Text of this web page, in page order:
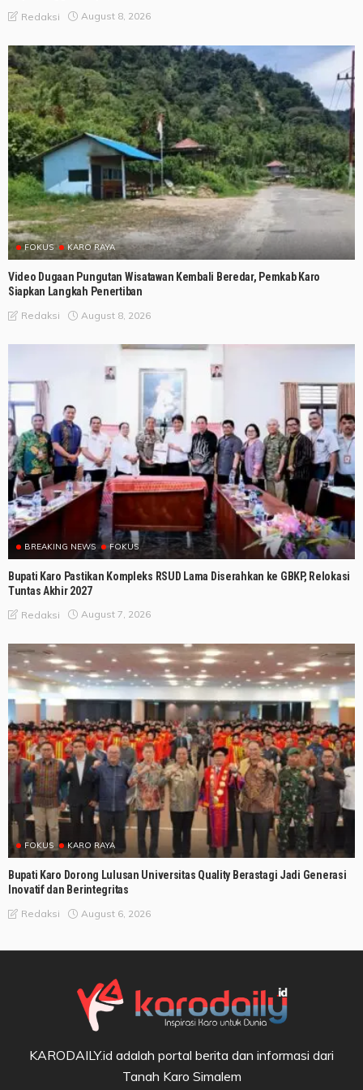
Redaksi August 8, 2026
FOKUS KARO RAYA
Video Dugaan Pungutan Wisatawan Kembali Beredar, Pemkab Karo
Siapkan Langkah Penertiban
Redaksi August 8, 2026
BREAKING NEWS FOKUS
Bupati Karo Pastikan Kompleks RSUD Lama Diserahkan ke GBKP, Relokasi
Tuntas Akhir 2027
Redaksi August 7, 2026
FOKUS KARO RAYA
Bupati Karo Dorong Lulusan Universitas Quality Berastagi Jadi Generasi
Inovatif dan Berintegritas
Redaksi August 6, 2026
KARODAILY.id adalah portal berita dan informasi dari
Tanah Karo Simalem